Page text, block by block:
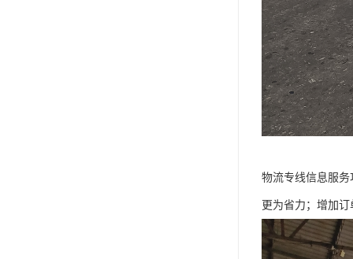
物流专线信息服
更为省力；增加